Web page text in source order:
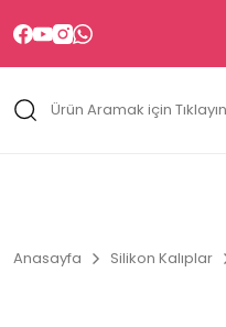
Anasayfa Silikon Kalıplar